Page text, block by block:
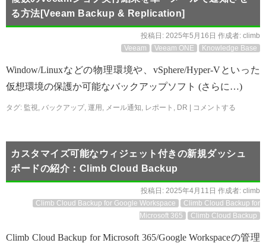
る方法[Veeam Backup & Replication]
投稿日: 2025年5月16日 作成者: climb
Veeam
Veeam ONE Knowledge Base
Window/Linuxなどの物理環境や、vSphere/Hyper-Vといった
仮想環境の保護か可能なバックアップソフト (さらに…)
タグ: 監視, バックアップ, 運用 , メール通知, レポート , DR コメントする
カスタマイズ可能なウィジェット付きの新規ダッシュ
ボードの紹介：Climb Cloud Backup
投稿日: 2025年4月11日 作成者: climb
Climb Cloud Backup for Google Workspace
Climb Cloud Backup for
Microsoft 365
Climb Cloud Backup
Climb Cloud Backup for Microsoft 365/Google Workspaceの管理